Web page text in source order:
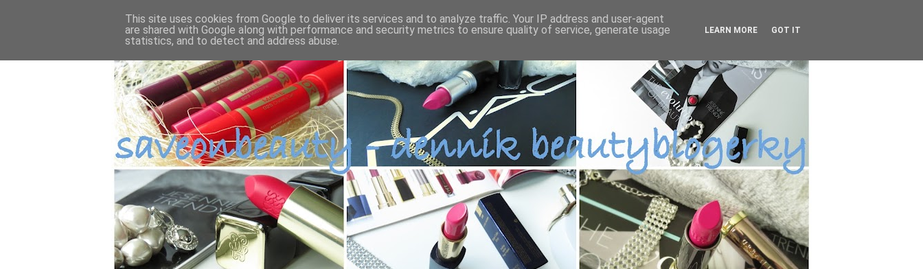
This site uses cookies from Google to deliver its services and to analyze traffic. Your IP address and user-agent
are shared with Google along with performance and security metrics to ensure quality of service, generate usage
statistics, and to detect and address abuse.
LEARN MORE GOT IT